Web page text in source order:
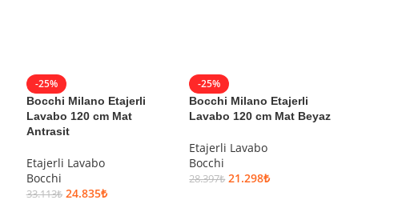
-25%
Bocchi Milano Etajerli
Lavabo 120 cm Mat
Antrasit
Etajerli Lavabo
Bocchi
33.113₺ 24.835₺
-25%
Bocchi Milano Etajerli
Lavabo 120 cm Mat Beyaz
Etajerli Lavabo
Bocchi
28.397₺ 21.298₺